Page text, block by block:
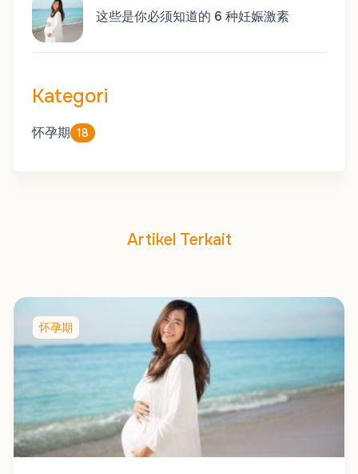
这些是你必须知道的 6 种妊娠激素
Kategori
怀孕期 18
Artikel Terkait
怀孕期